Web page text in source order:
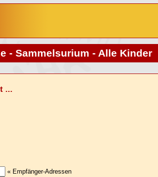
- Sammelsurium - Alle Kinder
...
« Empfänger-Adressen